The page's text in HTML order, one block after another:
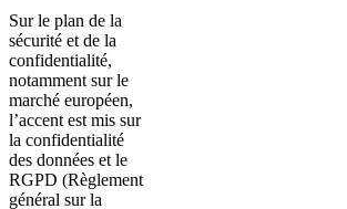
Sur le plan de la
sécurité et de la
confidentialité,
notamment sur le
marché européen,
l’accent est mis sur
la confidentialité
des données et le
RGPD (Règlement
général sur la